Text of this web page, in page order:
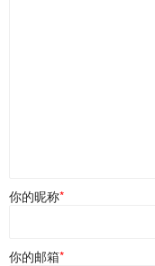
你的昵称*
你的邮箱*